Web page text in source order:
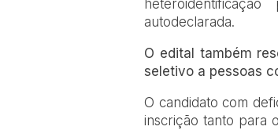
autodeclarada.
O edital também
seletivo a pessoas
O candidato com
inscrição tanto para